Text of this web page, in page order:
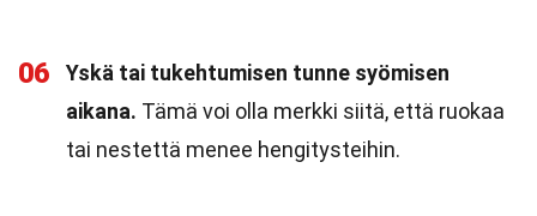
06
Yskä tai tukehtumisen tunne syömisen
aikana. Tämä voi olla merkki siitä, että ruokaa
tai nestettä menee hengitysteihin.